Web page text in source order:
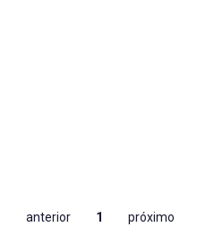
anterior 1 próximo